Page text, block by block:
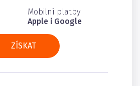
Mobilní platby
Apple i Google
ZÍSKAT